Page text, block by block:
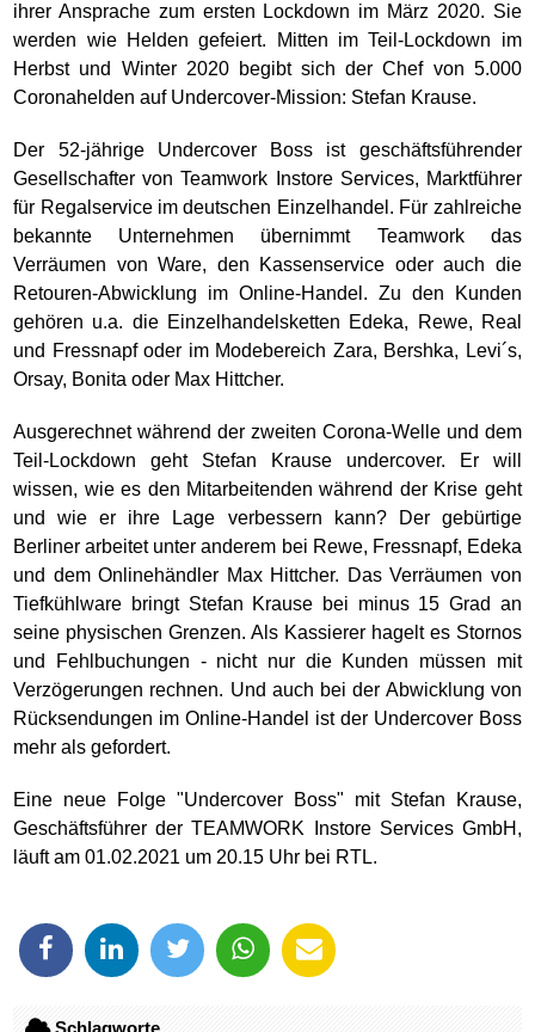
ihrer Ansprache zum ersten Lockdown im März 2020. Sie
werden wie Helden gefeiert. Mitten im Teil-Lockdown im
Herbst und Winter 2020 begibt sich der Chef von 5.000
Coronahelden auf Undercover-Mission: Stefan Krause.
Der 52-jährige Undercover Boss ist geschäftsführender
Gesellschafter von Teamwork Instore Services, Marktführer
für Regalservice im deutschen Einzelhandel. Für zahlreiche
bekannte Unternehmen übernimmt Teamwork das
Verräumen von Ware, den Kassenservice oder auch die
Retouren-Abwicklung im Online-Handel. Zu den Kunden
gehören u.a. die Einzelhandelsketten Edeka, Rewe, Real
und Fressnapf oder im Modebereich Zara, Bershka, Levi´s,
Orsay, Bonita oder Max Hittcher.
Ausgerechnet während der zweiten Corona-Welle und dem
Teil-Lockdown geht Stefan Krause undercover. Er will
wissen, wie es den Mitarbeitenden während der Krise geht
und wie er ihre Lage verbessern kann? Der gebürtige
Berliner arbeitet unter anderem bei Rewe, Fressnapf, Edeka
und dem Onlinehändler Max Hittcher. Das Verräumen von
Tiefkühlware bringt Stefan Krause bei minus 15 Grad an
seine physischen Grenzen. Als Kassierer hagelt es Stornos
und Fehlbuchungen - nicht nur die Kunden müssen mit
Verzögerungen rechnen. Und auch bei der Abwicklung von
Rücksendungen im Online-Handel ist der Undercover Boss
mehr als gefordert.
Eine neue Folge "Undercover Boss" mit Stefan Krause,
Geschäftsführer der TEAMWORK Instore Services GmbH,
läuft am 01.02.2021 um 20.15 Uhr bei RTL.
Schlagworte